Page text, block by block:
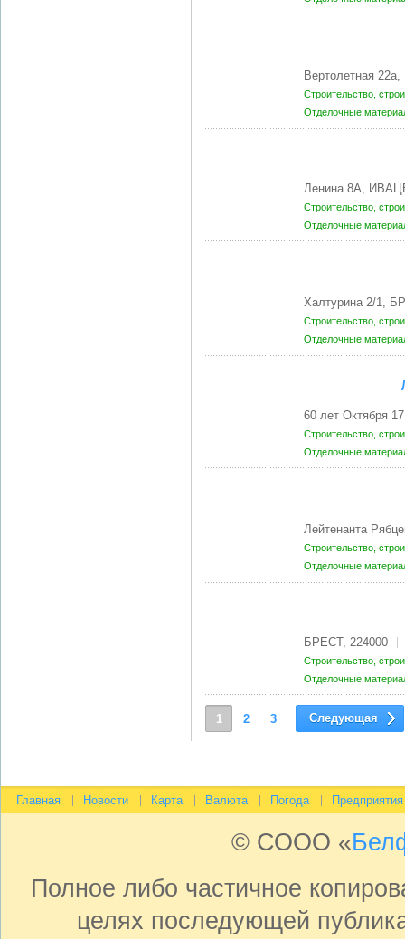
Вертолетная
Строительство,
Отделочные
Ленина 8А,
Строительство,
Отделочные
Халтурина 2/1,
Строительство,
Отделочные
60 лет Октября
Строительство,
Отделочные
Лейтенанта
Строительство,
Отделочные
БРЕСТ, 224000
Строительство,
Отделочные
1 2 3 Следующая
Главная Новости Карта Валюта Погода Предприятия
© СООО «
Полное либо частичное
целях последующей